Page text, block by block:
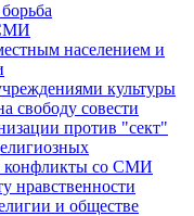
населением и
культуры
свободу совести
против "сект"
конфликты со СМИ
нравственности
и обществе